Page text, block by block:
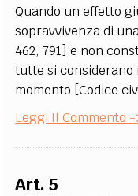
Quando un effetto
sopravvivenza di
462, 791] e non
tutte si considerano
momento [Codice
Leggi Il Commento -
Art. 5